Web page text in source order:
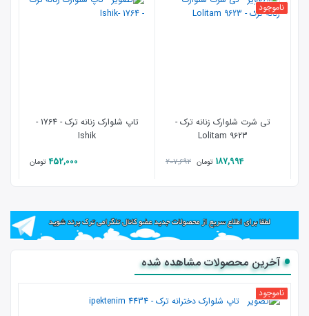
ناموجود
تی شرت شلوارک زنانه ترک -
Lolitam 9623
187,994 تومان 207,692
تاپ شلوارک زنانه ترک - 1764 -
Ishik
452,000 تومان
آخرین محصولات مشاهده شده
ناموجود